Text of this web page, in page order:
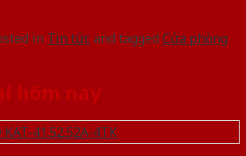
in Tin tứcand tagged Cửa phòng
hôm nay